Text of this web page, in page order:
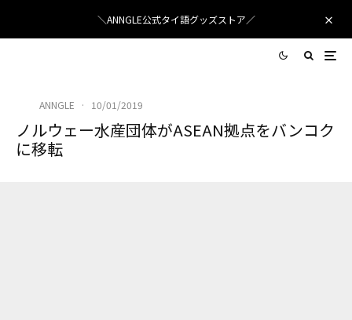
＼ANNGLE公式タイ語グッズストア／
ANNGLE · 10/01/2019
ノルウェー水産団体がASEAN拠点をバンコク
に移転